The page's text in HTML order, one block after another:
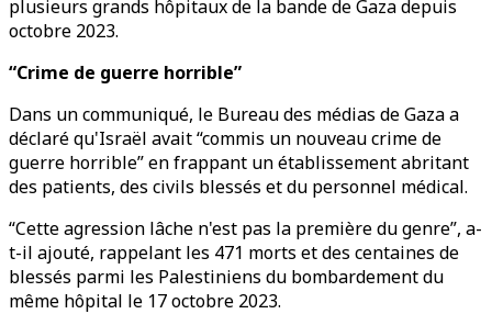
plusieurs grands hôpitaux de la bande de Gaza depuis
octobre 2023.
“Crime de guerre horrible”
Dans un communiqué, le Bureau des médias de Gaza a
déclaré qu'Israël avait “commis un nouveau crime de
guerre horrible” en frappant un établissement abritant
des patients, des civils blessés et du personnel médical.
“Cette agression lâche n'est pas la première du genre”, a-
t-il ajouté, rappelant les 471 morts et des centaines de
blessés parmi les Palestiniens du bombardement du
même hôpital le 17 octobre 2023.